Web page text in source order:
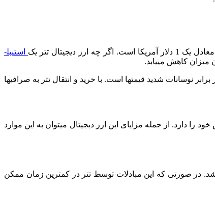
استیبل­
میزان کاهش می­یابد.
نوسانات شدید قیمت­ها است. با خرید و انتقال تتر به صرافی­ها
را دارد. از جمله مزایای این ارز دیجیتال می­توان به این موارد
شکل معمول، کاری زمان بر است و به‌صورت متوسط ممکن است 1 الی 4 روز کاری طول بکشد. در صورتی که این مبادلات توسط تتر در کمترین زمان ممکن